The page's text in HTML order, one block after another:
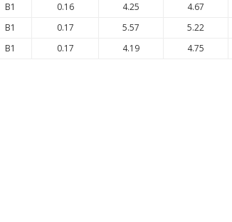
B1 0.16 4.25 4.67
B1 0.17 5.57 5.22
B1 0.17 4.19 4.75